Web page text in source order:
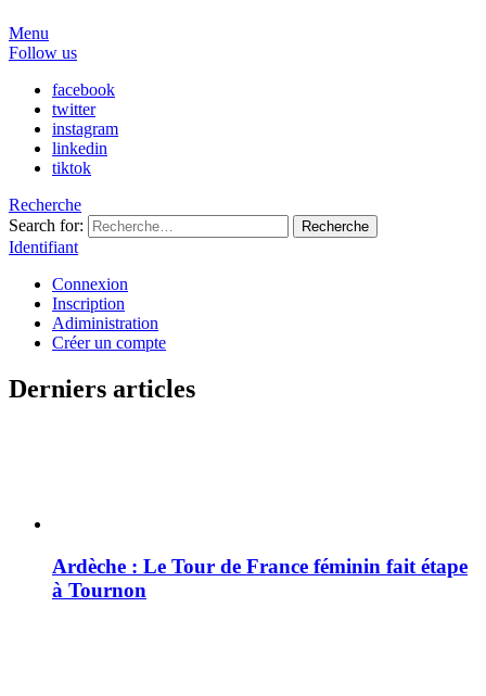
Menu
Follow us
facebook
twitter
instagram
linkedin
tiktok
Recherche
Search for:
Recherche
Identifiant
Connexion
Inscription
Adiministration
Créer un compte
Derniers articles
Ardèche : Le Tour de France féminin fait étape
à Tournon